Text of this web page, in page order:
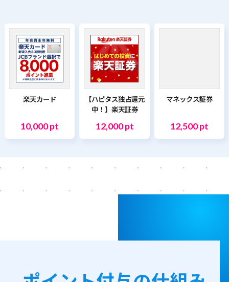
楽天カード
10,000 pt
【ハピタス独占還元
中！】楽天証券
12,000 pt
マネックス証券
12,500 pt